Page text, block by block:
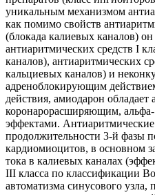
уникальным механизмом
как помимо свойств
(блокада калиевых каналов)
антиаритмических средств I
каналов), антиаритмических
кальциевых каналов) и
адреноблокирующим
действия, амиодарон
коронарорасширяющим,
эффектами.
продолжительности 3-й фазы
кардиомиоцитов, в основном
тока в калиевых каналах
III класса по классификации
автоматизма синусового